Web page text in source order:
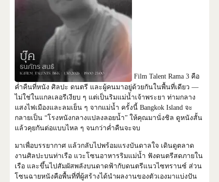
Film Talent Rama 3 คือ
ค่ำคืนที่หนัง ศิลปะ ดนตรี และผู้คนมาอยู่ด้วยกันในพื้นที่เดียว —
ไม่ใช่ในแกลเลอรีเงียบ ๆ แต่เป็นริมแม่น้ำเจ้าพระยา ท่ามกลาง
แสงไฟเมืองและลมเย็น ๆ จากแม่น้ำ ครั้งนี้ Bangkok Island จะ
กลายเป็น “โรงหนังกลางแปลงลอยน้ำ” ให้คุณมานั่งชิล ดูหนังสั้น
แล้วคุยกันต่อแบบไหล ๆ จนกว่าค่ำคืนจะจบ
มาเพื่อบรรยากาศ แล้วกลับไปพร้อมแรงบันดาลใจ เดินดูตลาด
งานศิลปะบนท่าเรือ แวะโซนอาหารริมแม่น้ำ ฟังดนตรีสดภายใน
เรือ และขึ้นไปสัมผัสพลังบนดาดฟ้ากับดนตรีแนวไซทรานซ์ ส่วน
โซนฉายหนังคือพื้นที่ที่ผู้สร้างได้นำผลงานของตัวเองมาแบ่งปัน